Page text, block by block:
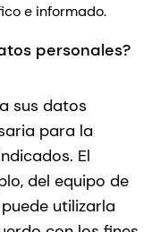
e informado.
personales?
sus datos
para la
El
del equipo de
utilizarla